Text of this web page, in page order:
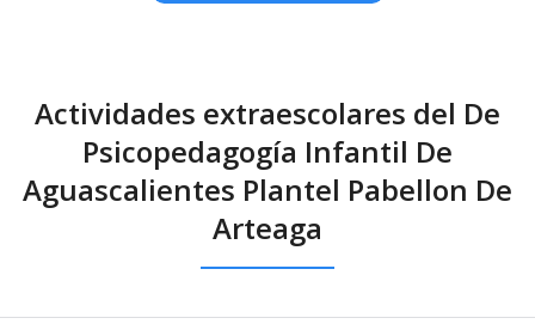
Actividades extraescolares del De
Psicopedagogía Infantil De
Aguascalientes Plantel Pabellon De
Arteaga